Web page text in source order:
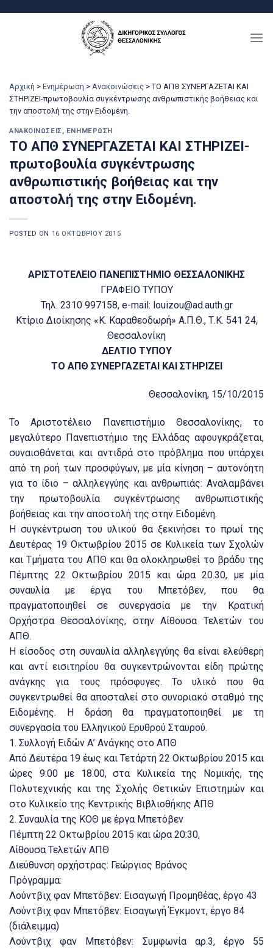
Αρχική > Ενημέρωση > Ανακοινώσεις > ΤΟ ΑΠΘ ΣΥΝΕΡΓΑΖΕΤΑΙ ΚΑΙ
ΣΤΗΡΙΖΕΙ-πρωτοβουλία συγκέντρωσης ανθρωπιστικής βοήθειας και
την αποστολή της στην Ειδομένη.
ΑΝΑΚΟΙΝΏΣΕΙΣ , ΕΝΗΜΈΡΩΣΗ
ΤΟ ΑΠΘ ΣΥΝΕΡΓΑΖΕΤΑΙ ΚΑΙ ΣΤΗΡΙΖΕΙ-
πρωτοβουλία συγκέντρωσης
ανθρωπιστικής βοήθειας και την
αποστολή της στην Ειδομένη.
POSTED ON 16 ΟΚΤΩΒΡΊΟΥ 2015
ΑΡΙΣΤΟΤΕΛΕΙΟ ΠΑΝΕΠΙΣΤΗΜΙΟ ΘΕΣΣΑΛΟΝΙΚΗΣ
ΓΡΑΦΕΙΟ ΤΥΠΟΥ
Τηλ. 2310 997158, e-mail: louizou@ad.auth.gr
Κτίριο Διοίκησης «Κ. Καραθεοδωρή» Α.Π.Θ., Τ.Κ. 541 24,
Θεσσαλονίκη
ΔΕΛΤΙΟ ΤΥΠΟΥ
ΤΟ ΑΠΘ ΣΥΝΕΡΓΑΖΕΤΑΙ ΚΑΙ ΣΤΗΡΙΖΕΙ
Θεσσαλονίκη, 15/10/2015
Το Αριστοτέλειο Πανεπιστήμιο Θεσσαλονίκης, το
μεγαλύτερο Πανεπιστήμιο της Ελλάδας αφουγκράζεται,
συναισθάνεται και αντιδρά στο πρόβλημα που υπάρχει
από τη ροή των προσφύγων, με μία κίνηση – αυτονόητη
για το ίδιο – αλληλεγγύης και ανθρωπιάς: Αναλαμβάνει
την πρωτοβουλία συγκέντρωσης ανθρωπιστικής
βοήθειας και την αποστολή της στην Ειδομένη.
Η συγκέντρωση του υλικού θα ξεκινήσει το πρωί της
Δευτέρας 19 Οκτωβρίου 2015 σε Κυλικεία των Σχολών
και Τμήματα του ΑΠΘ και θα ολοκληρωθεί το βράδυ της
Πέμπτης 22 Οκτωβρίου 2015 και ώρα 20.30, με μία
συναυλία με έργα του Μπετόβεν, που θα
πραγματοποιηθεί σε συνεργασία με την Κρατική
Ορχήστρα Θεσσαλονίκης, στην Αίθουσα Τελετών του
ΑΠΘ.
Η είσοδος στη συναυλία αλληλεγγύης θα είναι ελεύθερη
και αντί εισιτηρίου θα συγκεντρώνονται είδη πρώτης
ανάγκης για τους πρόσφυγες. Το υλικό που θα
συγκεντρωθεί θα αποσταλεί στο συνοριακό σταθμό της
Ειδομένης. Η δράση θα πραγματοποιηθεί με τη
συνεργασία του Ελληνικού Ερυθρού Σταυρού.
1. Συλλογή Ειδών Α’ Ανάγκης στο ΑΠΘ
Από Δευτέρα 19 έως και Τετάρτη 22 Οκτωβρίου 2015 και
ώρες 9.00 με 18.00, στα Κυλικεία της Νομικής, της
Πολυτεχνικής και της Σχολής Θετικών Επιστημών και
στο Κυλικείο της Κεντρικής Βιβλιοθήκης ΑΠΘ
2. Συναυλία της ΚΟΘ με έργα Μπετόβεν
Πέμπτη 22 Οκτωβρίου 2015 και ώρα 20:30,
Αίθουσα Τελετών ΑΠΘ
Διεύθυνση ορχήστρας: Γεώργιος Βράνος
Πρόγραμμα:
Λούντβιχ φαν Μπετόβεν: Εισαγωγή Προμηθέας, έργο 43
Λούντβιχ φαν Μπετόβεν: Εισαγωγή Έγκμοντ, έργο 84
(διάλειμμα)
Λούντβιχ φαν Μπετόβεν: Συμφωνία αρ.3, έργο 55